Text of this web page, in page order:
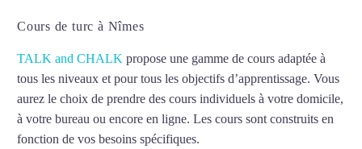
Cours de turc à Nîmes
TALK and CHALK propose une gamme de cours adaptée à
tous les niveaux et pour tous les objectifs d’apprentissage. Vous
aurez le choix de prendre des cours individuels à votre domicile,
à votre bureau ou encore en ligne. Les cours sont construits en
fonction de vos besoins spécifiques.